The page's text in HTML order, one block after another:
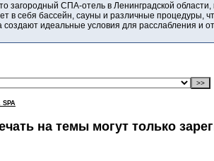
загородный СПА-отель в Ленинградской
в себя бассейн, сауны и различные процедуры,
идеальные условия для расслабления и
SPA
на темы могут только